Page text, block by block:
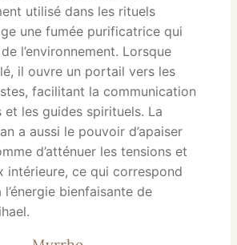
utilisé dans les rituels
une fumée purificatrice qui
l’environnement. Lorsque
il ouvre un portail vers les
facilitant la communication
et les guides spirituels. La
a aussi le pouvoir d’apaiser
d’atténuer les tensions et
intérieure, ce qui correspond
bienfaisante de